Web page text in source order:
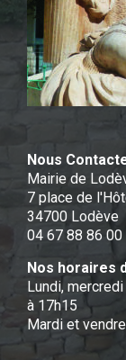
Nous
Mairie de
7 place de
34700 Lodève
04 67 88 86 00
Nos horaires
Lundi,
à 17h15
Mardi et